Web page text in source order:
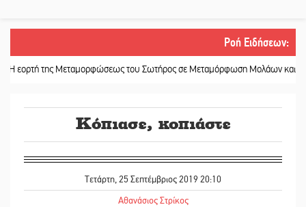
Ροή Ειδήσεων:
της Μεταμορφώσεως του Σωτήρος σε Μεταμόρφωση Μολάων και Ανθοχώρι
Κόπιασε, κοπιάστε
Τετάρτη, 25 Σεπτέμβριος 2019 20:10
Αθανάσιος Στρίκος